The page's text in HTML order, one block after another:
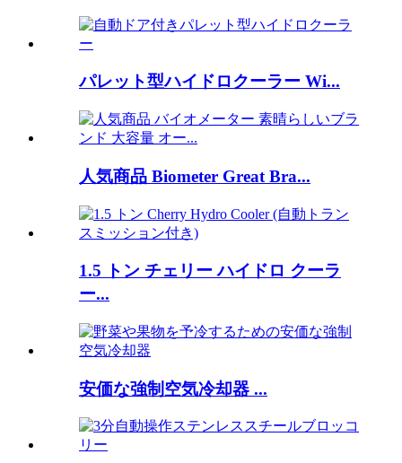
パレット型ハイドロクーラー Wi...
人気商品 Biometer Great Bra...
1.5 トン チェリー ハイドロ クーラ
ー...
安価な強制空気冷却器 ...